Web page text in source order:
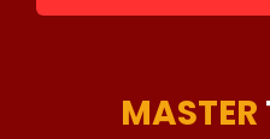
MASTER